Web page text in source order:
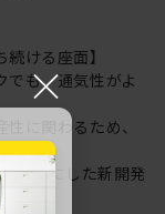
ける座面】
も、通気性がよ
に関わるため、
可能にした新開発
×